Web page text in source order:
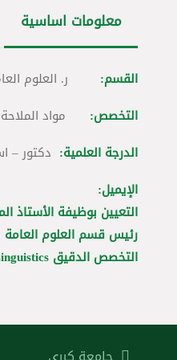
معلومات اساسية
القسم:
ر. العلوم
التخصص:
مواد
الدرجة العلمية: دكتور –
الإيميل:
التعيين بوظيفة الأستاذ
رئيس قسم العلوم العامة
التخصص الدقيق Applied Linguistics